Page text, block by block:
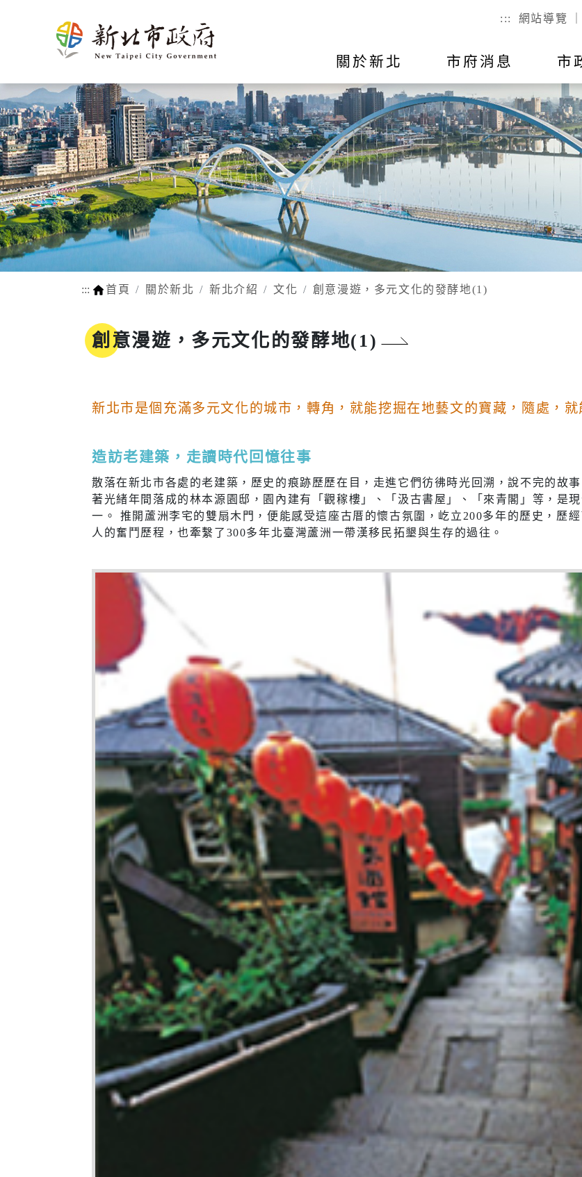
::: 網站導覽
關於新北
新北介
紹
地理氣候
人口概況
交通概述
文化
姊妹市及
友好城市
新北市標
誌
市府團
隊
市府組織
市政府
各機關
區公所
市府榮
耀
聯絡我
們
市府消息
市政新聞 新聞花絮 市政公告 主題活動
市府徵才 網站瀏覽安全指引 RSS訂閱
市
施政計畫 施政成果 出國報告 市政
新北市SDGs網站 法規函令 預算與決算
總預算
總決算
附屬單位決算及綜計表
統計
議
對
民
衛
電子報及刊物 政府資訊公開 市府公報 電
市民申辦/申訴等查
詢
申辦e服務 行動APP 公有
路平報馬仔 福利補助自己查 公有場地租借 二
熱門
動物認養
公設認養
網站連結
行動APP
常見問答
參與式預算
生育
孕前保健
生育獎勵
身心障礙者懷孕手冊
醫療保健
育兒托育
學前補助
教育
幼兒
國小
國高中
特殊教育
勞工大學
戶政
戶
服
戶
戶
表
異
工商
工商投資簡介
促參招商網
醫療
疾病管制
衛生所入口網
社福
幸福保衛站
老人福利機構
社會福利服務中心
警消
警
消
婦
防
水
生活
市場購物
新北市iMAP
氣象資訊
動物認養
樹木保護專區
交通
即時路況
公車資訊
免費新北市新巴士
新北捷運
新北市公共自行車
(YouBike)
新北市酒後代駕業者資
訊
休閒
運動場館介紹
運動地圖
河濱公園綠地
運動場館租借
觀光旅遊
藝文活動
環保
垃
各
資
::: 首頁 關於新北 新北介紹 文化 創意漫遊，多元文化的發酵地(1)
創意漫遊，多元文化的發酵地(1)
新北市是個充滿多元文化的城市，轉角，就能挖掘在地藝文的寶藏，隨處，
造訪老建築，走讀時代回憶往事
散落在新北市各處的老建築，歷史的痕跡歷歷在目，走進它們彷彿時光回溯，說不完的故
著光緒年間落成的林本源園邸，園內建有「觀稼樓」、「汲古書屋」、「來青閣」等，是
一。 推開蘆洲李宅的雙扇木門，便能感受這座古厝的懷古氛圍，屹立200多年的歷史，歷
人的奮鬥歷程，也牽繫了300多年北臺灣蘆洲一帶漢移民拓墾與生存的過往。